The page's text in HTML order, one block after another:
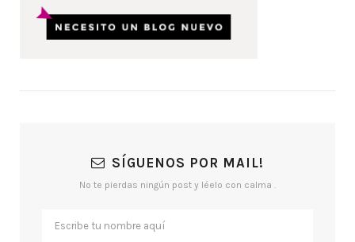
SÍGUENOS POR MAIL!
No te pierdas ningún post y léelo con calma .